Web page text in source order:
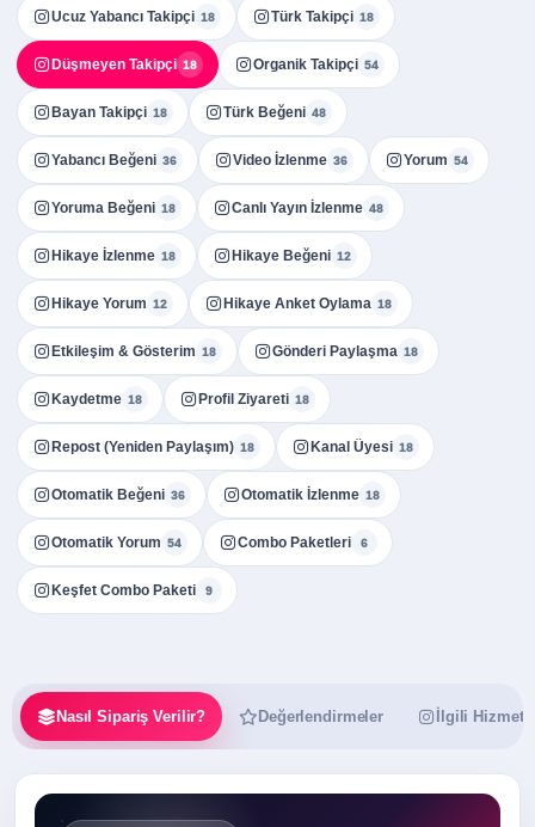
Ucuz Yabancı Takipçi 18 Türk Takipçi 18
Düşmeyen Takipçi 18 Organik Takipçi 54
Bayan Takipçi 18 Türk Beğeni 48
Yabancı Beğeni 36 Video İzlenme 36 Yorum 54
Yoruma Beğeni 18 Canlı Yayın İzlenme 48
Hikaye İzlenme 18 Hikaye Beğeni 12
Hikaye Yorum 12 Hikaye Anket Oylama 18
Etkileşim & Gösterim 18 Gönderi Paylaşma 18
Kaydetme 18 Profil Ziyareti 18
Repost (Yeniden Paylaşım) 18 Kanal Üyesi 18
Otomatik Beğeni 36 Otomatik İzlenme 18
Otomatik Yorum 54 Combo Paketleri 6
Keşfet Combo Paketi 9
Nasıl Sipariş Verilir? Değerlendirmeler İlgili